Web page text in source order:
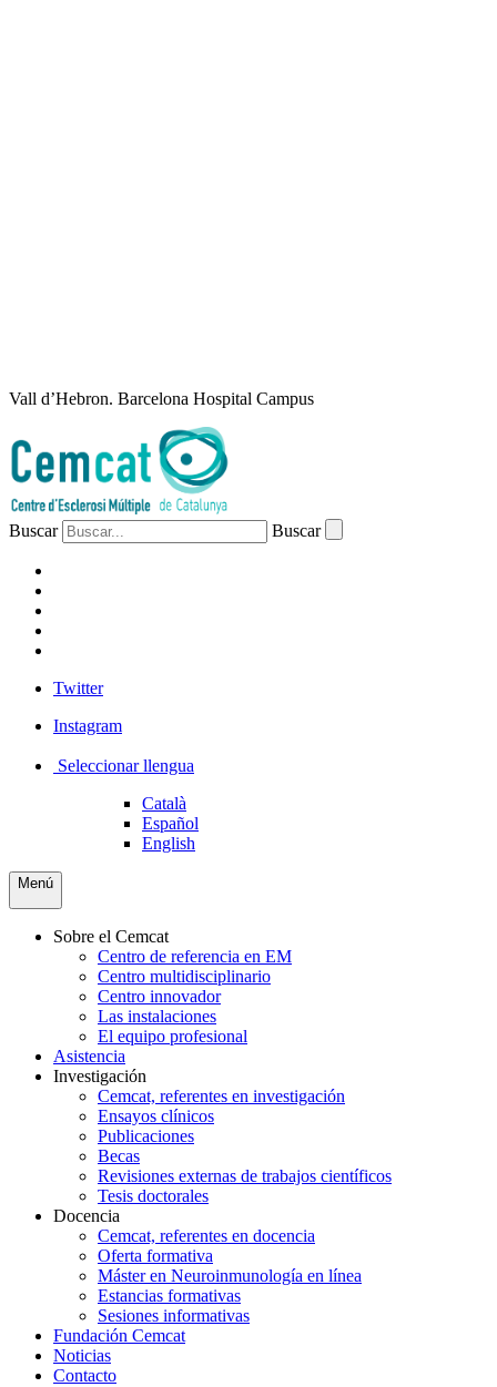
Vall d’Hebron. Barcelona Hospital Campus
Buscar Buscar
Twitter
Instagram
Seleccionar llengua
Català
Español
English
Menú
Sobre el Cemcat
Centro de referencia en EM
Centro multidisciplinario
Centro innovador
Las instalaciones
El equipo profesional
Asistencia
Investigación
Cemcat, referentes en investigación
Ensayos clínicos
Publicaciones
Becas
Revisiones externas de trabajos científicos
Tesis doctorales
Docencia
Cemcat, referentes en docencia
Oferta formativa
Máster en Neuroinmunología en línea
Estancias formativas
Sesiones informativas
Fundación Cemcat
Noticias
Contacto